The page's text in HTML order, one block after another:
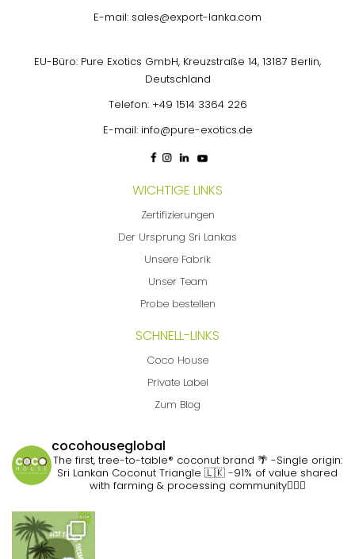
E-mail: sales@export-lanka.com
EU-Büro: Pure Exotics GmbH, Kreuzstraße 14, 13187 Berlin,
Deutschland
Telefon: +49 1514 3364 226
E-mail: info@pure-exotics.de
WICHTIGE LINKS
Zertifizierungen
Der Ursprung Sri Lankas
Unsere Fabrik
Unser Team
Probe bestellen
SCHNELL-LINKS
Coco House
Private Label
Zum Blog
cocohouseglobal
The first, tree-to-table® coconut brand 🌴 -Single origin:
Sri Lankan Coconut Triangle 🇱🇰 -91% of value shared
with farming & processing community👷🏽‍♀️